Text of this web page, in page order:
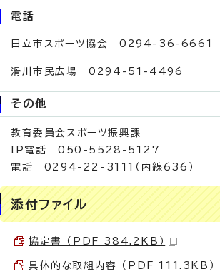
電話
日立市スポーツ協会 0294-36-6661
滑川市民広場 0294-51-4496
その他
教育委員会スポーツ振興課
IP電話 050-5528-5127
電話 0294-22-3111（内線636）
添付ファイル
協定書 （PDF 384.2KB）
具体的な取組内容 （PDF 111.3KB）